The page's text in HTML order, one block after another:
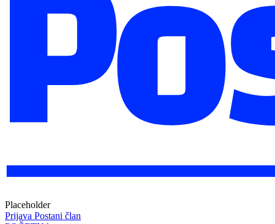
Placeholder
Prijava Postani član